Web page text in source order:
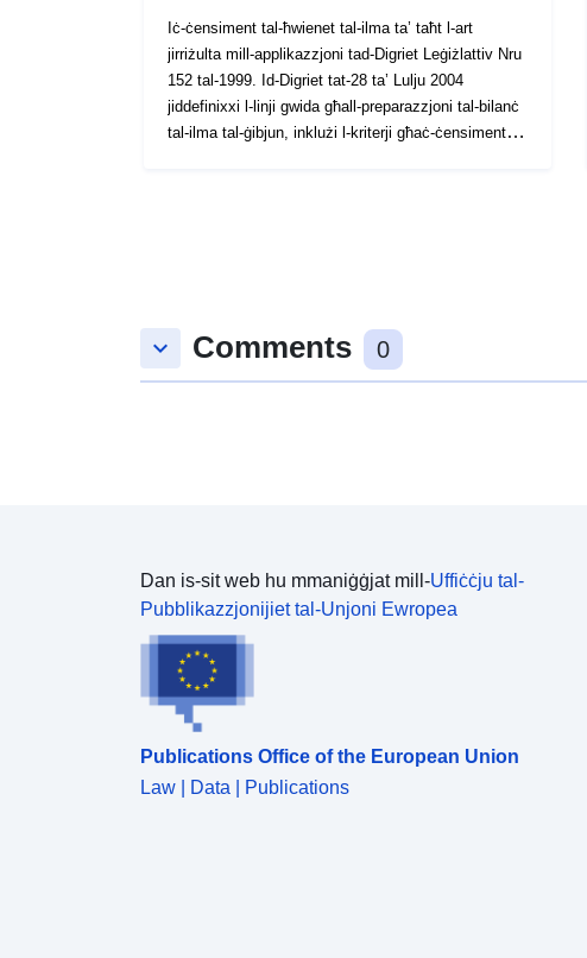
Iċ-ċensiment tal-ħwienet tal-ilma ta’ taħt l-art
jirriżulta mill-applikazzjoni tad-Digriet Leġiżlattiv Nru
152 tal-1999. Id-Digriet tat-28 ta’ Lulju 2004
jiddefinixxi l-linji gwida għall-preparazzjoni tal-bilanċ
tal-ilma tal-ġibjun, inklużi l-kriterji għaċ-ċensiment
keyboard_arrow_down Comments 0
Dan is-sit web hu mmaniġġjat mill-Uffiċċju tal-
Pubblikazzjonijiet tal-Unjoni Ewropea
Publications Office of the European Union
Law | Data | Publications